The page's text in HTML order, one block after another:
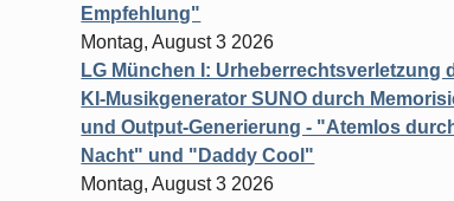
Empfehlung"
Montag, August 3 2026
LG München I: Urheberrechtsverletzung
KI-Musikgenerator SUNO durch
und Output-Generierung - "Atemlos
Nacht" und "Daddy Cool"
Montag, August 3 2026